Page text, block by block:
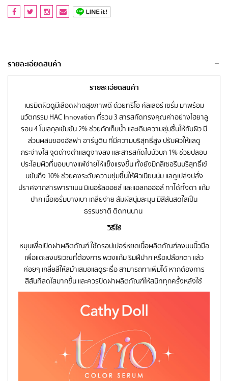
รายละเอียดสินค้า
รายละเอียดสินค้า
เนรมิตผิวดูมีเลือดฝาดสุขภาพดี ด้วยทรีโอ คัลเลอร์ เซรั่ม มาพร้อม
นวัตกรรม HAC Innovation ที่รวม 3 สารสกัดทรงคุณค่าอย่างไฮยาลู
รอน 4 โมเลกุลเข้มข้น 2% ช่วยกักเก็บน้ำ และเติมความชุ่มชื้นให้กับผิว มี
ส่วนผสมของอัลฟา อาร์บูติน ที่มีความบริสุทธิ์สูง ปรับผิวให้แลดู
กระจ่างใส จุดด่างดำแลดูจางลง และสารสกัดใบบัวบก 1% ช่วยปลอบ
ประโลมผิวที่บอบบางแพ้ง่ายให้แข็งแรงขึ้น ทั้งยังมีกลีเซอรีนบริสุทธิ์เข้
นข้นถึง 10% ช่วยคงระดับความชุ่มชื้นให้ผิวเนียนนุ่ม แลดูเปล่งปลั่ง
ปราศจากสารพาราเบน มิเนอรัลออยล์ และแอลกอฮอล์ ทาได้ทั้งตา แก้ม
ปาก เนื้อเซรั่มบางเบา เกลี่ยง่าย สัมผัสนุ่มละมุน มีสีสันสดใสเป็น
ธรรมชาติ ติดทนนาน
วิธีใช้
หมุนเพื่อเปิดฝาผลิตภัณฑ์ ใช้ดรอปเปอร์หยดเนื้อผลิตภัณฑ์ลงบนนิ้วมือ
เพื่อแตะลงบริเวณที่ต้องการ พวงแก้ม ริมฝีปาก หรือเปลือกตา แล้ว
ค่อยๆ เกลี่ยสีให้สม่ำเสมอแลดูระเรื่อ สามารถทาเพิ่มได้ หากต้องการ
สีสันที่สดใสมากขึ้น และควรปิดฝาผลิตภัณฑ์ให้สนิททุกครั้งหลังใช้